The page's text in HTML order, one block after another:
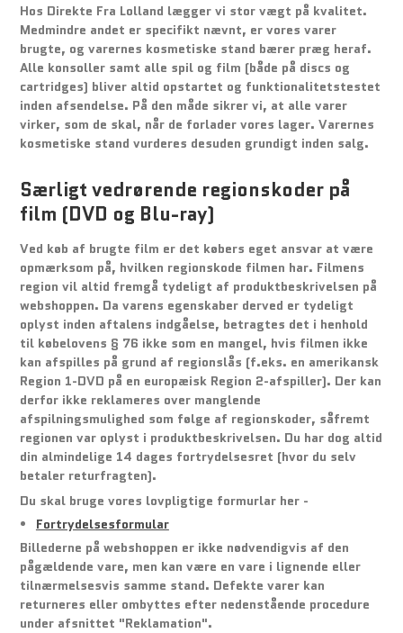
Hos Direkte Fra Lolland lægger vi stor vægt på kvalitet.
Medmindre andet er specifikt nævnt, er vores varer
brugte, og varernes kosmetiske stand bærer præg heraf.
Alle konsoller samt alle spil og film (både på discs og
cartridges) bliver altid opstartet og funktionalitetstestet
inden afsendelse. På den måde sikrer vi, at alle varer
virker, som de skal, når de forlader vores lager. Varernes
kosmetiske stand vurderes desuden grundigt inden salg.
Særligt vedrørende regionskoder på
film (DVD og Blu-ray)
Ved køb af brugte film er det købers eget ansvar at være
opmærksom på, hvilken regionskode filmen har. Filmens
region vil altid fremgå tydeligt af produktbeskrivelsen på
webshoppen. Da varens egenskaber derved er tydeligt
oplyst inden aftalens indgåelse, betragtes det i henhold
til købelovens § 76 ikke som en mangel, hvis filmen ikke
kan afspilles på grund af regionslås (f.eks. en amerikansk
Region 1-DVD på en europæisk Region 2-afspiller). Der kan
derfor ikke reklameres over manglende
afspilningsmulighed som følge af regionskoder, såfremt
regionen var oplyst i produktbeskrivelsen. Du har dog altid
din almindelige 14 dages fortrydelsesret (hvor du selv
betaler returfragten).
Du skal bruge vores lovpligtige formurlar her -
Fortrydelsesformular
Billederne på webshoppen er ikke nødvendigvis af den
pågældende vare, men kan være en vare i lignende eller
tilnærmelsesvis samme stand. Defekte varer kan
returneres eller ombyttes efter nedenstående procedure
under afsnittet "Reklamation".